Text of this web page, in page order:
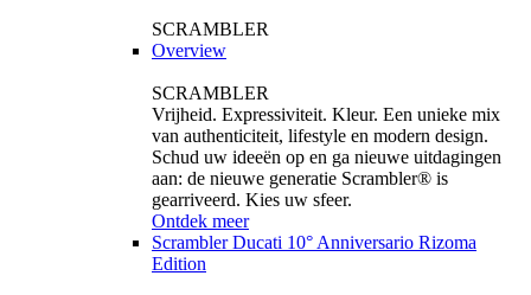
SCRAMBLER
Overview
SCRAMBLER
Vrijheid. Expressiviteit. Kleur. Een unieke mix
van authenticiteit, lifestyle en modern design.
Schud uw ideeën op en ga nieuwe uitdagingen
aan: de nieuwe generatie Scrambler® is
gearriveerd. Kies uw sfeer.
Ontdek meer
Scrambler Ducati 10° Anniversario Rizoma
Edition